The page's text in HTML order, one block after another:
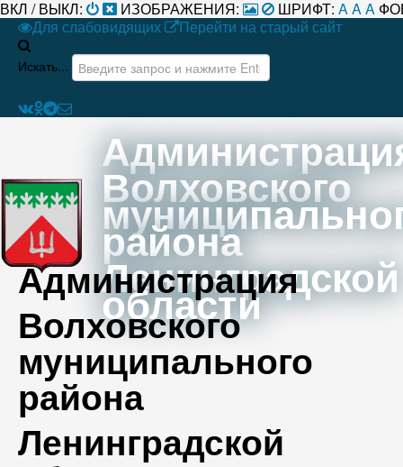
ВКЛ / ВЫКЛ: ИЗОБРАЖЕНИЯ: ШРИФТ: AAA
Для слабовидящих
Перейти на старый сайт
Искать...
Волховского
района
Ленинградской
области
Администрация
Волховского
муниципального
района
Ленинградской